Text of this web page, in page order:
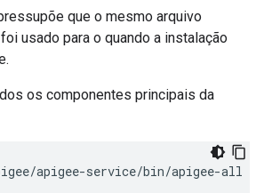
que o mesmo arquivo
usado para o quando a instalação
os componentes principais da
apigee-service/bin/apigee-all